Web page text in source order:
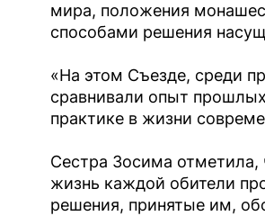
мира, положения
способами решения
«На этом Съезде, среди
сравнивали опыт
практике в жизни
Сестра Зосима отметила,
жизнь каждой обители
решения, принятые им,